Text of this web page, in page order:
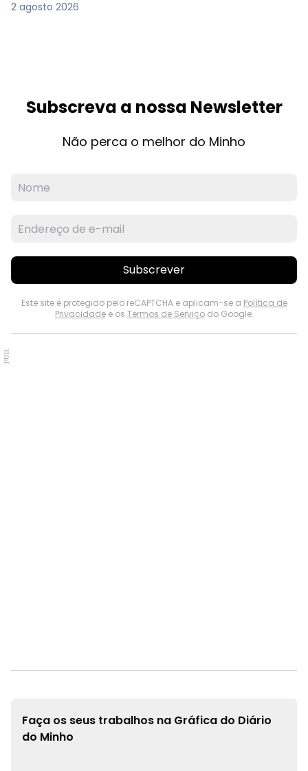
2 agosto 2026
Subscreva a nossa Newsletter
Não perca o melhor do Minho
Subscrever
Este site é protegido pelo reCAPTCHA e aplicam-se a Política de
Privacidadee os Termos de Serviçodo Google.
PUB.
Faça os seus trabalhos na Gráfica do Diário
do Minho